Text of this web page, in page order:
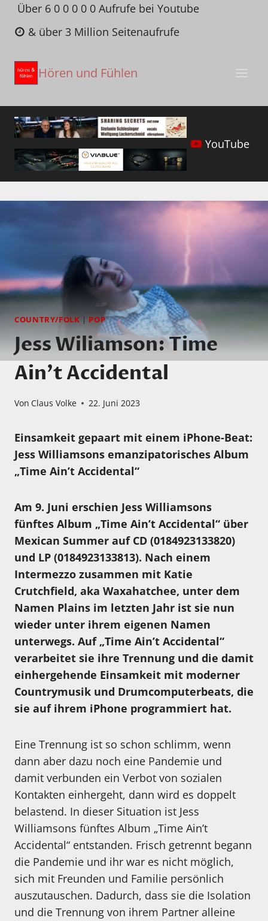
Zum
Inhalt
springen
Über 6 0 0 0 0 0 Aufrufe bei Youtube
& über 3 Million Seitenaufrufe
Hören und Fühlen
YouTube
COUNTRY/FOLK|POP
Jess Wiliamson: Time
Ain’t Accidental
Von Claus Volke 22. Juni 2023
Einsamkeit gepaart mit einem iPhone-Beat:
Jess Williamsons emanzipatorisches Album
„Time Ain’t Accidental“
Am 9. Juni erschien Jess Williamsons
fünftes Album „Time Ain’t Accidental“ über
Mexican Summer auf CD (0184923133820)
und LP (0184923133813). Nach einem
Intermezzo zusammen mit Katie
Crutchfield, aka Waxahatchee, unter dem
Namen Plains im letzten Jahr ist sie nun
wieder unter ihrem eigenen Namen
unterwegs. Auf „Time Ain’t Accidental“
verarbeitet sie ihre Trennung und die damit
einhergehende Einsamkeit mit moderner
Countrymusik und Drumcomputerbeats, die
sie auf ihrem iPhone programmiert hat.
Eine Trennung ist so schon schlimm, wenn
dann aber dazu noch eine Pandemie und
damit verbunden ein Verbot von sozialen
Kontakten einhergeht, dann wird es doppelt
belastend. In dieser Situation ist Jess
Williamsons fünftes Album „Time Ain’t
Accidental“ entstanden. Frisch getrennt begann
die Pandemie und ihr war es nicht möglich,
sich mit Freunden und Familie persönlich
auszutauschen. Dadurch, dass sie die Isolation
und die Trennung von ihrem Partner alleine